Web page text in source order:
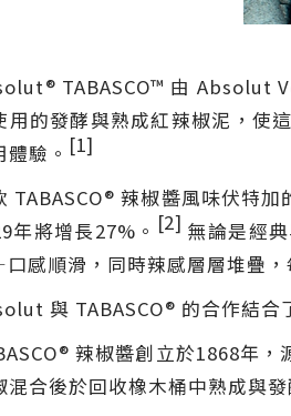
TABASCO™ 由 Absolut
用的發酵與熟成紅辣椒泥，使
體驗。 [1]
TABASCO® 辣椒醬風味伏特
年將增長27%。 [2] 無論是經
感順滑，同時辣感層層堆疊，
與 TABASCO® 的合作結合
辣椒醬創立於1868年
混合後於回收橡木桶中熟成與